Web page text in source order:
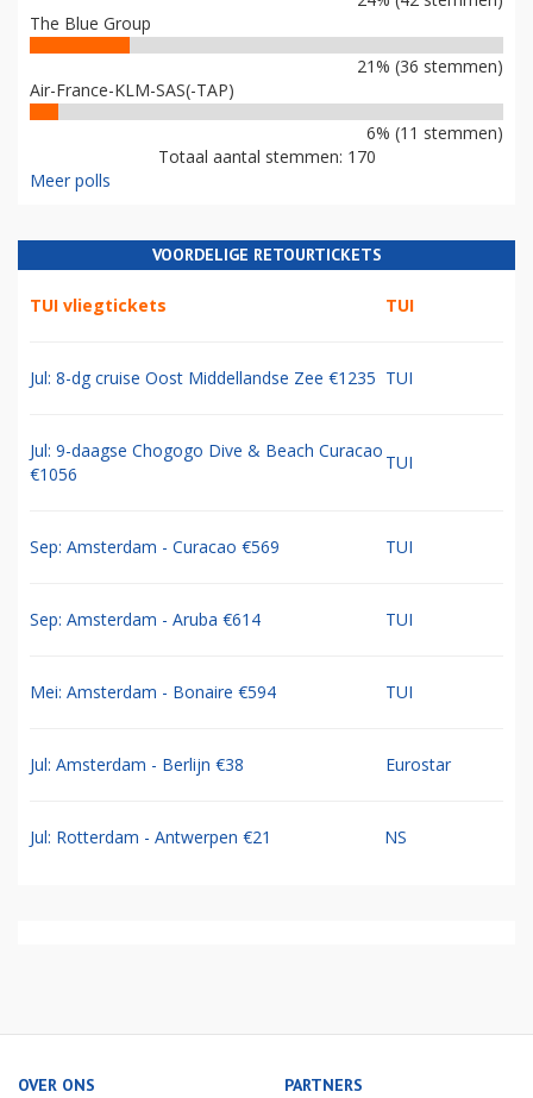
The Blue Group
21% (36 stemmen)
Air-France-KLM-SAS(-TAP)
6% (11 stemmen)
Totaal aantal stemmen: 170
Meer polls
VOORDELIGE RETOURTICKETS
TUI vliegtickets TUI
Jul: 8-dg cruise Oost Middellandse Zee €1235 TUI
Jul: 9-daagse Chogogo Dive & Beach Curacao
€1056
TUI
Sep: Amsterdam - Curacao €569 TUI
Sep: Amsterdam - Aruba €614 TUI
Mei: Amsterdam - Bonaire €594 TUI
Jul: Amsterdam - Berlijn €38 Eurostar
Jul: Rotterdam - Antwerpen €21 NS
OVER ONS PARTNERS